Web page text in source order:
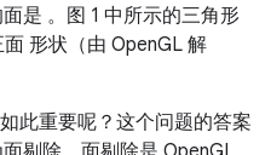
是 。图 1 中所示的三角形
形状（由 OpenGL 解
此重要呢？这个问题的答案